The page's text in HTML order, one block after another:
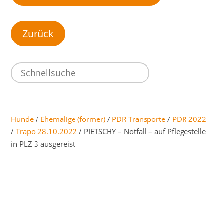
Hunde / Ehemalige (former) / PDR Transporte / PDR 2022
/Trapo 28.10.2022 / PIETSCHY – Notfall – auf Pflegestelle
in PLZ 3 ausgereist